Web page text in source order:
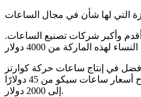
وأكبر شركات تصنيع الساعات.
في إنتاج ساعات حركة كوارتز
ولها العديد من المعجبين. تتراوح أسعار ساعات سيكو من 45 دولارًا
إلى 2000 دولار.